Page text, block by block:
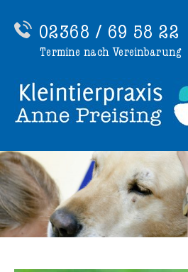
02368 / 69 58 22
Termine nach Vereinbarung